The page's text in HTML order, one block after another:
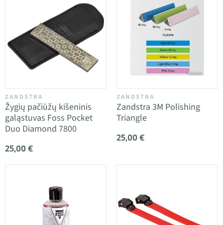
ZANDSTRA
Žygių pačiūžų kišeninis
galąstuvas Foss Pocket
Duo Diamond 7800
25,00 €
ZANDSTRA
Zandstra 3M Polishing
Triangle
25,00 €